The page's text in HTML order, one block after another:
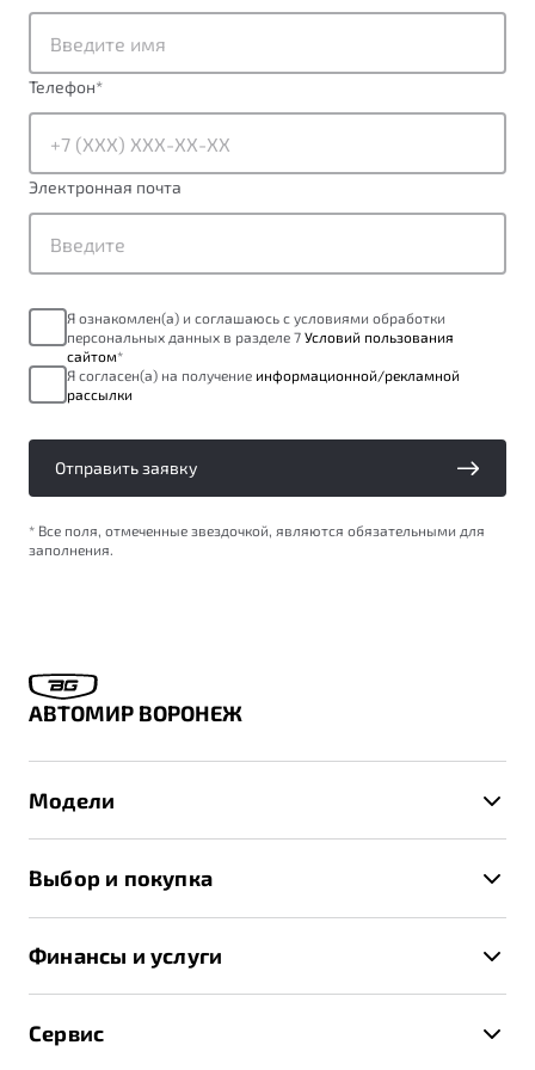
от 1 699 990 ₽*
Обзор В наличии
X70
Универсальный кроссовер
Обзор В наличии
Подробно
Автомобили в наличии
Тест-драйв
Спецпредложения
Будьте еще более уверены на дорогах с программой
Преимущества программы
Запись на сервис
Калькулятор ТО
Клиентская поддержка
Телефон*
Электронная почта
Я ознакомлен(а) и соглашаюсь с условиями обработки
персональных данных в разделе 7 Условий пользования
сайтом*
Я согласен(а) на получение информационной/рекламной
рассылки
Отправить заявку
* Все поля, отмеченные звездочкой, являются обязательными для
заполнения.
АВТОМИР ВОРОНЕЖ
Модели
X70
Выбор и покупка
Спецпредложения и Акции
Записаться на тест-драйв
Финансы и услуги
Трейд-ин
Сервис